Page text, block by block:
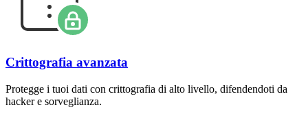
Crittografia avanzata
Protegge i tuoi dati con crittografia di alto livello, difendendoti da
hacker e sorveglianza.